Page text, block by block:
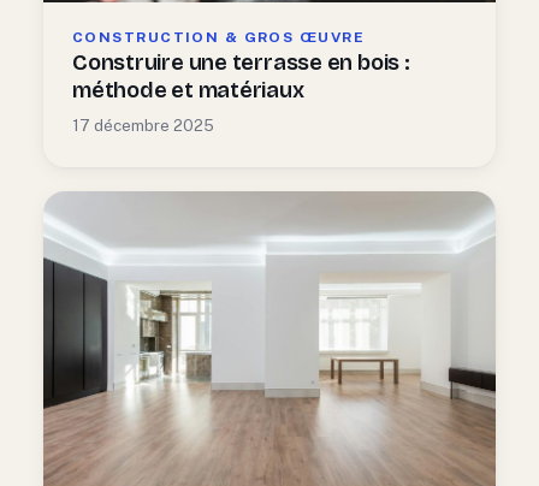
CONSTRUCTION & GROS ŒUVRE
Construire une terrasse en bois :
méthode et matériaux
17 décembre 2025